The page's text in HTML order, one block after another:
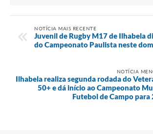
NOTÍCIA MAIS RECENTE
Juvenil de Rugby M17 de Ilhabela
do Campeonato Paulista neste
NOTÍCIA
Ilhabela realiza segunda rodada do
50+ e dá início ao Campeonato
Futebol de Campo para